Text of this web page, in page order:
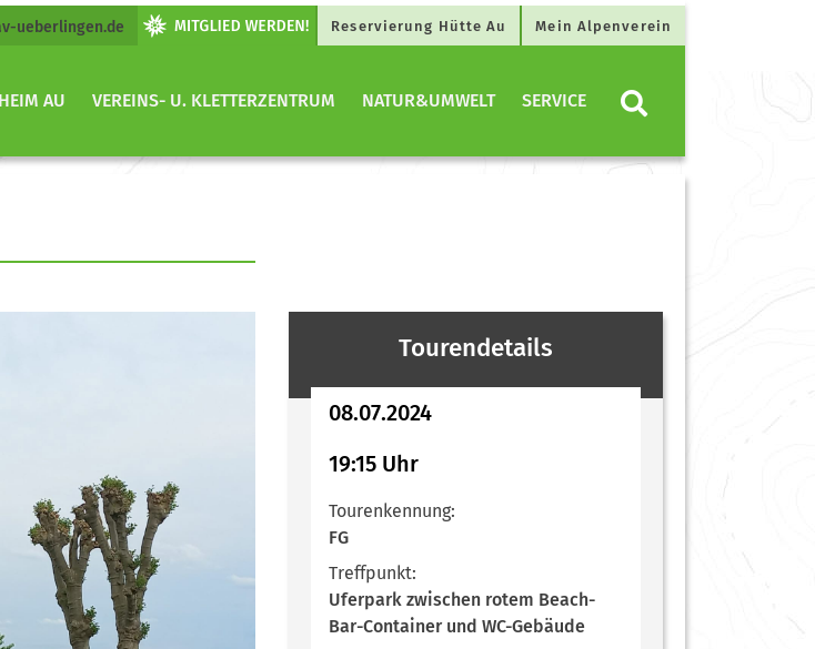
ueberlingen.de Reservierung Hütte Au Mein Alpenverein
AU VEREINS- U. KLETTERZENTRUM NATUR&UMWELT SERVICE
Tourendetails
08.07.2024
19:15 Uhr
Tourenkennung:
FG
Treffpunkt:
Uferpark zwischen rotem Beach-
Bar-Container und WC-Gebäude